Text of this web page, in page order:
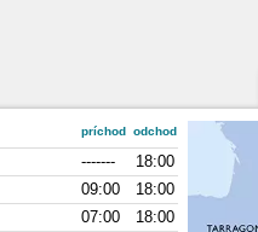
príchod odchod
-------
18:00
09:00
18:00
07:00
18:00